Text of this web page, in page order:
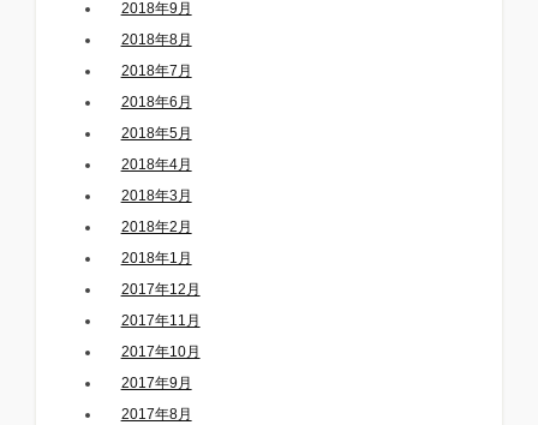
2018年9月
2018年8月
2018年7月
2018年6月
2018年5月
2018年4月
2018年3月
2018年2月
2018年1月
2017年12月
2017年11月
2017年10月
2017年9月
2017年8月